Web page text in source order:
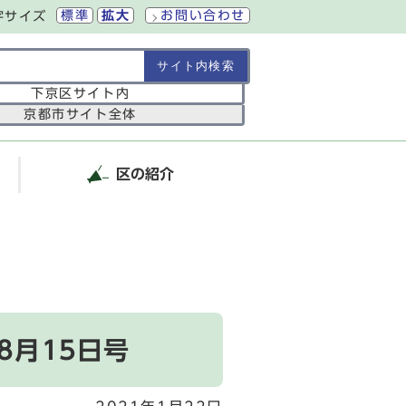
サイズ 標準 拡大 お問い合わせ
囲
下京区サイト内
京都市サイト全体
区の紹介
月15日号